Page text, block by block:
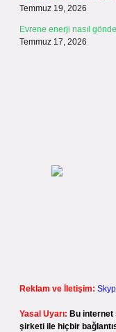
Temmuz 19, 2026
Evrene enerji nasıl
Temmuz 17, 2026
Reklam ve İletişim:
Yasal Uyarı: Bu internet
şirketi ile hiçbir